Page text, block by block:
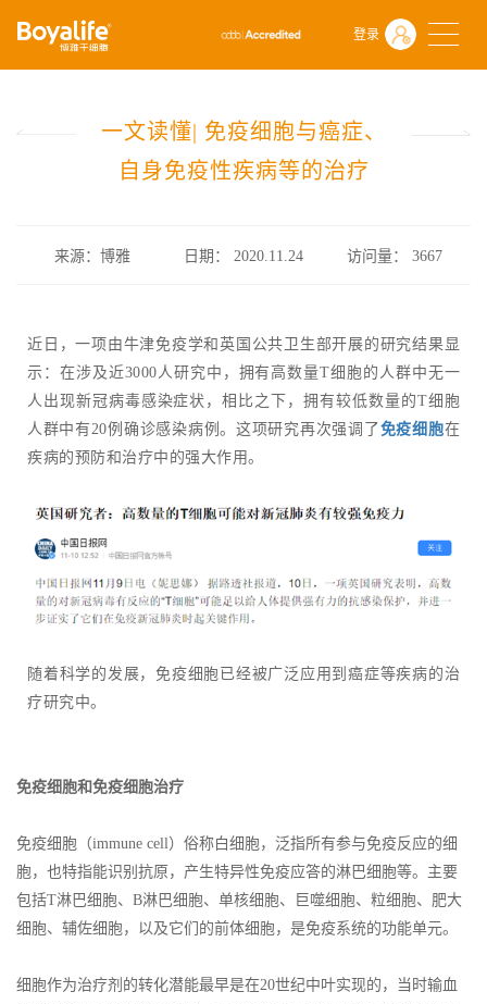
登录
首页 什么是干细胞
前沿动态
一文读懂| 免疫细胞与癌症、自身免疫性疾病等的治疗
一文读懂| 免疫细胞与癌症、
自身免疫性疾病等的治疗
来源：博雅 日期： 2020.11.24 访问量：3667
近日，一项由牛津免疫学和英国公共卫生部开展的研究结果显
示：在涉及近3000人研究中，拥有高数量T细胞的人群中无一
人出现新冠病毒感染症状，相比之下，拥有较低数量的T细胞
人群中有20例确诊感染病例。这项研究再次强调了 免疫细胞在
疾病的预防和治疗中的强大作用。
随着科学的发展，免疫细胞已经被广泛应用到癌症等疾病的治
疗研究中。
免疫细胞和免疫细胞治疗
免疫细胞（immune cell）俗称白细胞，泛指所有参与免疫反应的细
胞，也特指能识别抗原，产生特异性免疫应答的淋巴细胞等。主要
包括T淋巴细胞、B淋巴细胞、单核细胞、巨噬细胞、粒细胞、肥大
细胞、辅佐细胞，以及它们的前体细胞，是免疫系统的功能单元。
细胞作为治疗剂的转化潜能最早是在20世纪中叶实现的，当时输血